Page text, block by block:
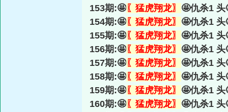
153期:🤩 〖猛虎翔龙〗 🤩仇杀1
154期:🤩 〖猛虎翔龙〗 🤩仇杀1
155期:🤩 〖猛虎翔龙〗 🤩仇杀1
156期:🤩 〖猛虎翔龙〗 🤩仇杀1
157期:🤩 〖猛虎翔龙〗 🤩仇杀1
158期:🤩 〖猛虎翔龙〗 🤩仇杀1
159期:🤩 〖猛虎翔龙〗 🤩仇杀1
160期:🤩 〖猛虎翔龙〗 🤩仇杀1